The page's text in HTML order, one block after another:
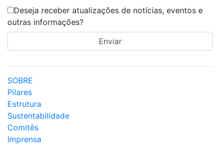
Deseja receber atualizações de notícias, eventos e
outras informações?
SOBRE
Pilares
Estrutura
Sustentabilidade
Comitês
Imprensa